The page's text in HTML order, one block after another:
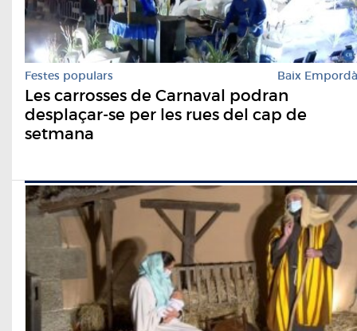
Festes populars Baix Empordà
Les carrosses de Carnaval podran
desplaçar-se per les rues del cap de
setmana